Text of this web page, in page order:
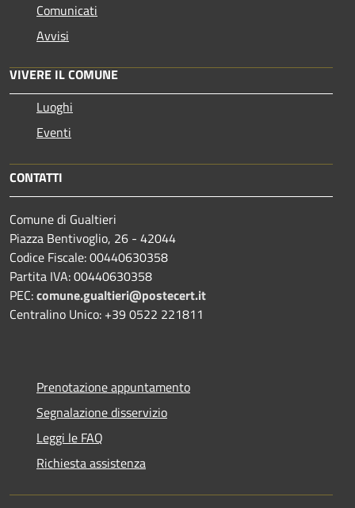
Comunicati
Avvisi
VIVERE IL COMUNE
Luoghi
Eventi
CONTATTI
Comune di Gualtieri
Piazza Bentivoglio, 26 - 42044
Codice Fiscale: 00440630358
Partita IVA: 00440630358
PEC:comune.gualtieri@postecert.it
Centralino Unico: +39 0522 221811
Prenotazione appuntamento
Segnalazione disservizio
Leggi le FAQ
Richiesta assistenza